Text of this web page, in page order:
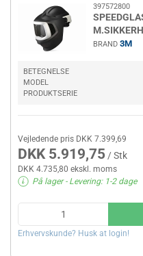
397572800
BRAND 3M
BETEGNELSE
MODEL
PRODUKTSERIE
Vejledende pris DKK 7.399,69
DKK 5.919,75 / Stk
DKK 4.735,80 ekskl. moms
På lager- Levering: 1-2 dage
Erhvervskunde? Husk at login!